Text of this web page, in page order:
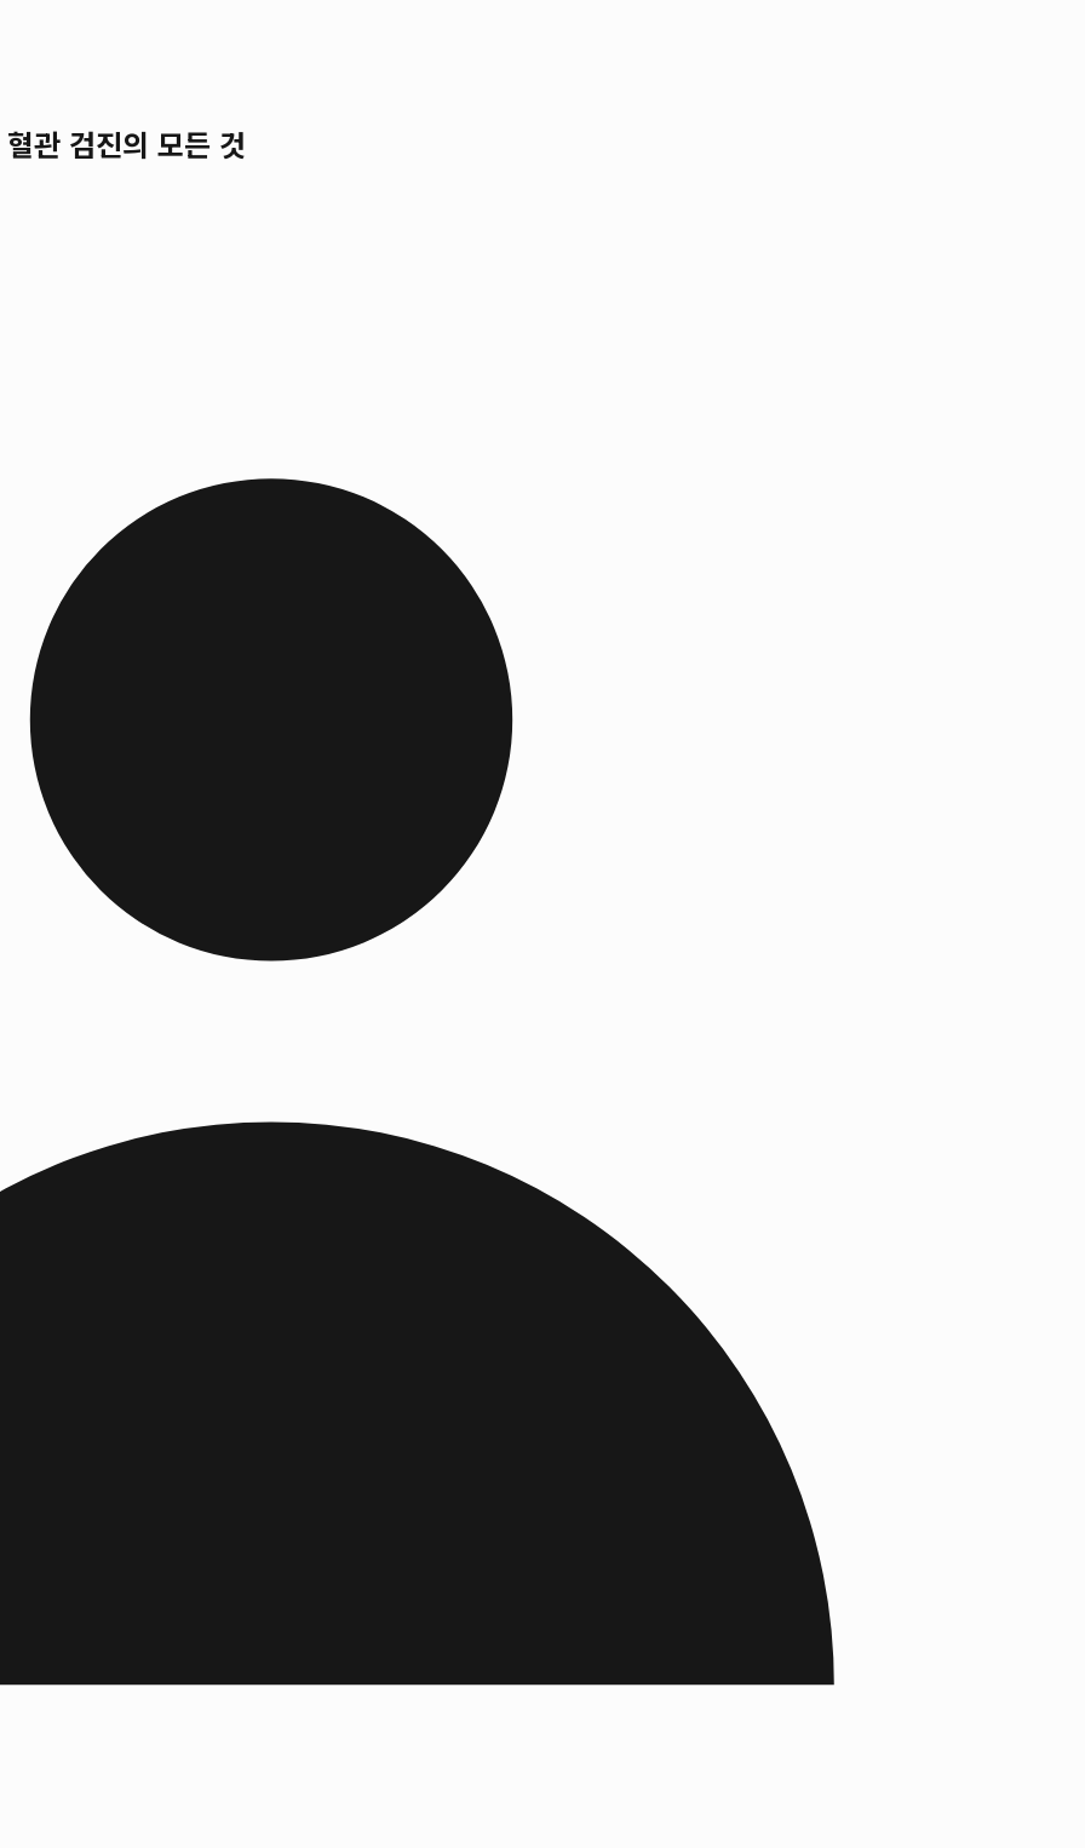
관 검진의 모든 것